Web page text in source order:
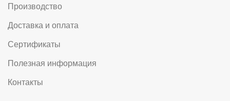
Производство
Доставка и оплата
Сертификаты
Полезная информация
Контакты